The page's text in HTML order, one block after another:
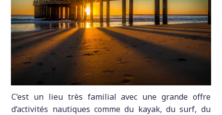
C’est un lieu très familial avec une grande offre
d’activités nautiques comme du kayak, du surf, du